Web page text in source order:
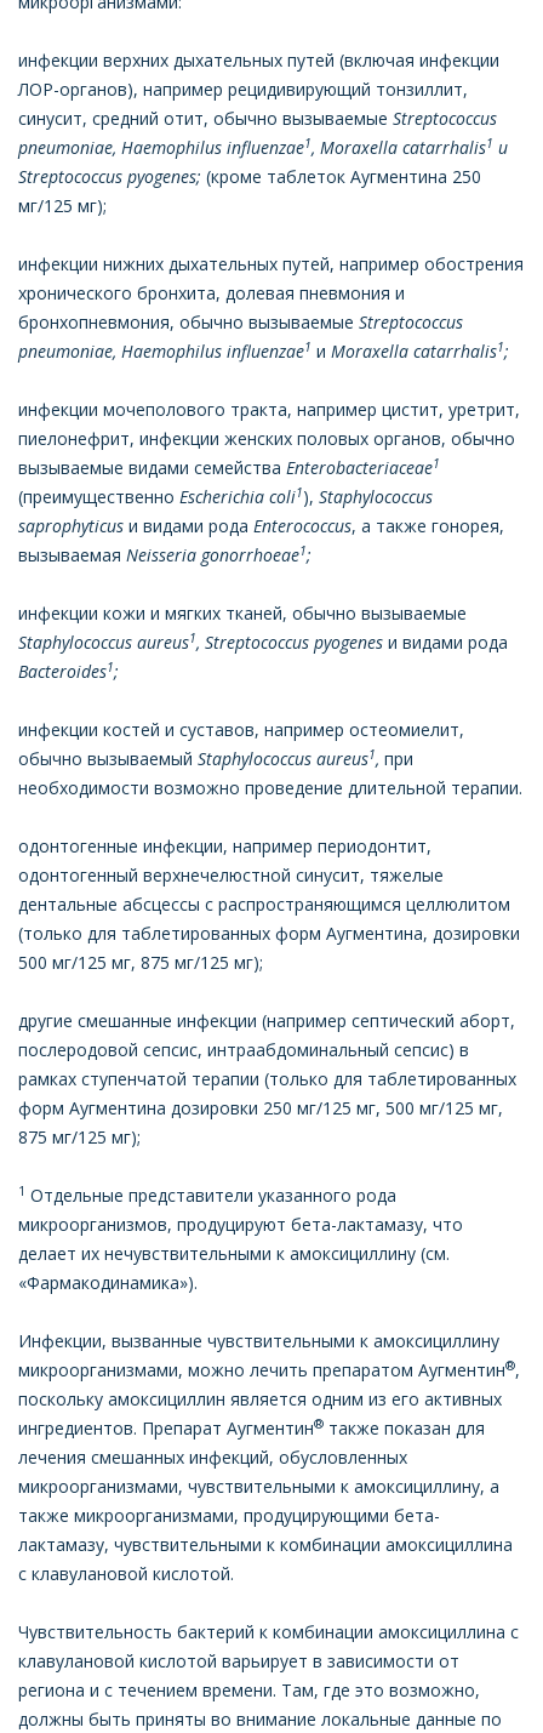
инфекции верхних дыхательных путей (включая инфекции
ЛОР-органов), например рецидивирующий тонзиллит,
синусит, средний отит, обычно вызываемые Streptococcus
pneumoniae, Haemophilus influenzae1, Moraxella catarrhalis1 и
Streptococcus pyogenes; (кроме таблеток Аугментина 250
мг/125 мг);
инфекции нижних дыхательных путей, например обострения
хронического бронхита, долевая пневмония и
бронхопневмония, обычно вызываемые Streptococcus
pneumoniae, Haemophilus influenzae1 и Moraxella catarrhalis1;
инфекции мочеполового тракта, например цистит, уретрит,
пиелонефрит, инфекции женских половых органов, обычно
вызываемые видами семейства Enterobacteriaceae1
(преимущественно Escherichia coli1), Staphylococcus
saprophyticus и видами рода Enterococcus, а также гонорея,
вызываемая Neisseria gonorrhoeae1;
инфекции кожи и мягких тканей, обычно вызываемые
Staphylococcus aureus1, Streptococcus pyogenes и видами рода
Bacteroides1;
инфекции костей и суставов, например остеомиелит,
обычно вызываемый Staphylococcus aureus1, при
необходимости возможно проведение длительной терапии.
одонтогенные инфекции, например периодонтит,
одонтогенный верхнечелюстной синусит, тяжелые
дентальные абсцессы с распространяющимся целлюлитом
(только для таблетированных форм Аугментина, дозировки
500 мг/125 мг, 875 мг/125 мг);
другие смешанные инфекции (например септический аборт,
послеродовой сепсис, интраабдоминальный сепсис) в
рамках ступенчатой терапии (только для таблетированных
форм Аугментина дозировки 250 мг/125 мг, 500 мг/125 мг,
875 мг/125 мг);
1 Отдельные представители указанного рода
микроорганизмов, продуцируют бета-лактамазу, что
делает их нечувствительными к амоксициллину (см.
«Фармакодинамика»).
Инфекции, вызванные чувствительными к амоксициллину
микроорганизмами, можно лечить препаратом Аугментин®,
поскольку амоксициллин является одним из его активных
ингредиентов. Препарат Аугментин® также показан для
лечения смешанных инфекций, обусловленных
микроорганизмами, чувствительными к амоксициллину, а
также микроорганизмами, продуцирующими бета-
лактамазу, чувствительными к комбинации амоксициллина
с клавулановой кислотой.
Чувствительность бактерий к комбинации амоксициллина с
клавулановой кислотой варьирует в зависимости от
региона и с течением времени. Там, где это возможно,
должны быть приняты во внимание локальные данные по